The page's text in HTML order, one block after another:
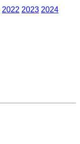
2022 2023 2024